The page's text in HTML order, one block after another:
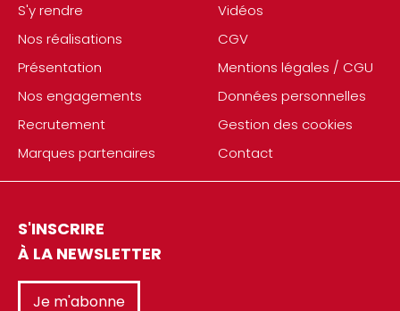
S'y rendre
Nos réalisations
Présentation
Nos engagements
Recrutement
Marques partenaires
Vidéos
CGV
Mentions légales / CGU
Données personnelles
Gestion des cookies
Contact
S'INSCRIRE
À LA NEWSLETTER
Je m'abonne